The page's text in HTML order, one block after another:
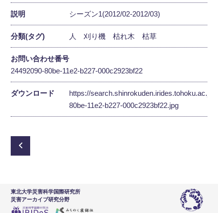
説明 シーズン1(2012/02-2012/03)
分類(タグ) 人 刈り機 枯れ木 枯草
お問い合わせ番号
24492090-80be-11e2-b227-000c2923bf22
ダウンロード
https://
80be-11e2-b227-000c2923bf22.jpg
東北大学災害科学国際研究所
災害アーカイブ研究分野